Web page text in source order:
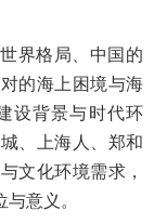
界格局、中国的
的海上困境与海
设背景与时代环
、上海人、郑和
文化环境需求，
意义。